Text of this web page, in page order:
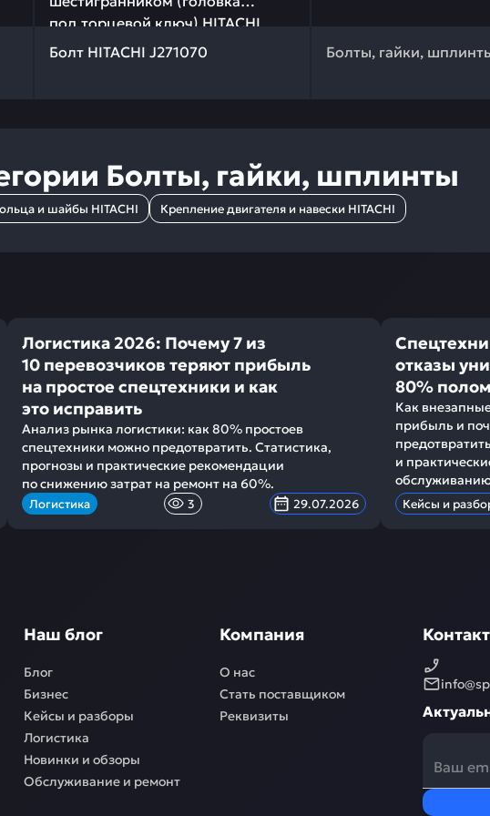
под торцевой ключ) HITACHI
N1341445
Болт HITACHI J271070 Болты, гайки,
качества и профессиональный подбор. Болт HITACHI
Болты, гайки, шплинты
и шайбы HITACHI Крепление двигателя и навески HITACHI
Логистика 2026: Почему 7 из
10 перевозчиков теряют прибыль
на простое спецтехники и как
это исправить
Анализ рынка логистики: как 80% простоев
спецтехники можно предотвратить. Статистика,
прогнозы и практические рекомендации
по снижению затрат на ремонт на 60%.
Логистика 3 29.07.2026
отказы
80%
Как
прибыль и
и
Кейсы и
Наш блог
Блог
Бизнес
Кейсы и разборы
Логистика
Новинки и обзоры
Обслуживание и ремонт
Компания
О нас
Стать поставщиком
Реквизиты